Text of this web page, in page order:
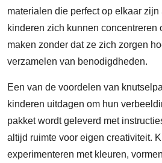
materialen die perfect op elkaar zijn
kinderen zich kunnen concentreren
maken zonder dat ze zich zorgen
verzamelen van benodigdheden.
Een van de voordelen van
kinderen uitdagen om hun
pakket wordt geleverd met
altijd ruimte voor eigen creativiteit.
experimenteren met kleuren,